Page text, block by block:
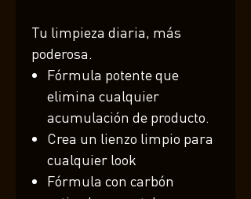
Tu limpieza diaria, más
poderosa.
Fórmula potente que
elimina cualquier
acumulación de producto.
Crea un lienzo limpio para
cualquier look
Fórmula con carbón